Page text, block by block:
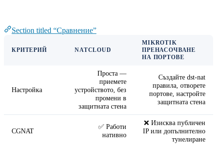
Section titled “Сравнение”
КРИТЕРИЙ NATCLOUD
MIKROTIK
ПРЕНАСОЧВАНЕ
НА ПОРТОВЕ
Настройка
Проста —
приемете
устройството, без
промени в
защитната стена
Създайте dst-nat
правила, отворете
портове, настройте
защитната стена
CGNAT
✅ Работи
нативно
❌ Изисква публичен
IP или допълнително
тунелиране